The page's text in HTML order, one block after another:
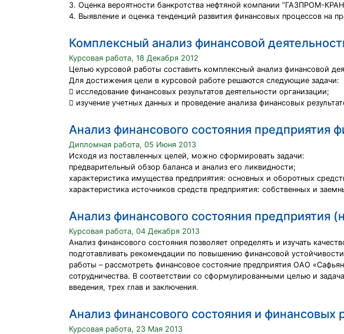
3. Оценка вероятности банкротства нефтяной компании ”ГАЗПРОМ-
4. Выявление и оценка тенденций развития финансовых процессов на
Комплексный анализ финансовой
Курсовая работа, 18 Декабря 2012
Целью курсовой работы составить комплексный анализ финансовой
Для достижения цели в курсовой работе решаются следующие задачи:
 исследование финансовых результатов деятельности организации;
 изучение учетных данных и проведение анализа финансовых
Анализ финансового состояния
Дипломная работа, 05 Июня 2013
Исходя из поставленных целей, можно сформировать задачи:
предварительный обзор баланса и анализ его ликвидности;
характеристика имущества предприятия: основных и оборотных
характеристика источников средств предприятия: собственных и
Анализ финансового состояния предприятия
Курсовая работа, 04 Декабря 2013
Анализ финансового состояния позволяет определять и изучать
подготавливать рекомендации по повышению финансовой
работы – рассмотреть финансовое состояние предприятия ОАО
сотрудничества. В соответствии со сформулированными целью и
введения, трех глав и заключения.
Анализ финансового состояния и финансовых
Курсовая работа, 23 Мая 2013